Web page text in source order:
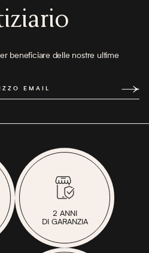
beneficiare delle nostre ultime
EMAIL
2 ANNI
DI GARANZIA